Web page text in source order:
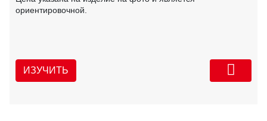
ориентировочной.
ИЗУЧИТЬ